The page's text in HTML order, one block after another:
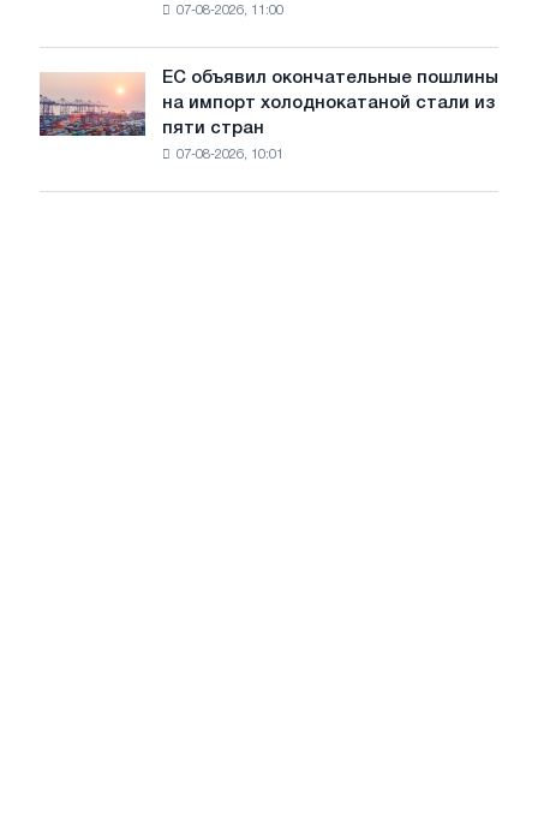
трамвайных
путей
Москвы
Ярославля
07-08-2026, 11:00
объявил
окончательные
ЕС объявил окончательные пошлины
на импорт холоднокатаной стали из
пяти стран
07-08-2026, 10:01